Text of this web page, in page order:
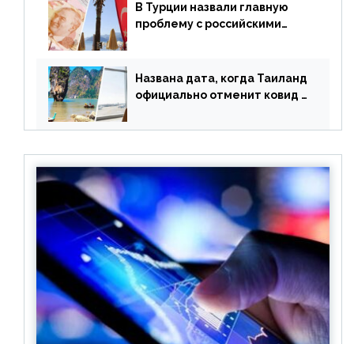
В Турции назвали главную
проблему с российскими
Названа дата, когда Таиланд
официально отменит ковид и